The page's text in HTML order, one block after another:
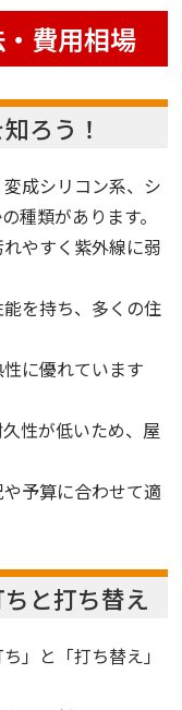
費用相場
ろう！
成シリコン系、シ
種類があります。
やすく紫外線に弱
を持ち、多くの住
に優れています
性が低いため、屋
予算に合わせて適
と打ち替え
」と「打ち替え」